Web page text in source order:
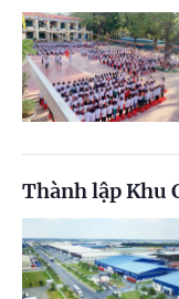
Thành lập Khu